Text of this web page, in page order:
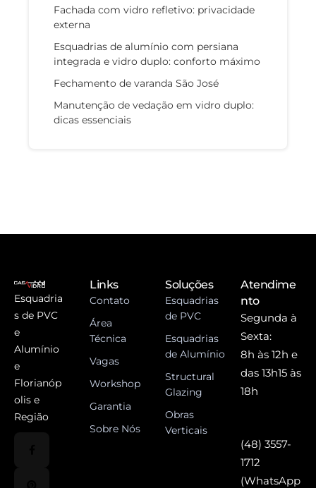
Fachada com vidro refletivo: privacidade
externa
Esquadrias de alumínio com persiana
integrada e vidro duplo: conforto máximo
Fechamento de varanda São José
Manutenção de vedação em vidro duplo:
dicas essenciais
Esquadria
s de PVC
e
Alumínio
e
Florianóp
olis e
Região
Links
Contato
Área
Técnica
Vagas
Workshop
Garantia
Sobre Nós
Soluções
Esquadrias
de PVC
Esquadrias
de Alumínio
Structural
Glazing
Obras
Verticais
Atendime
nto
Segunda à
Sexta:
8h às 12h e
das 13h15 às
18h
(48) 3557-
1712
(WhatsApp